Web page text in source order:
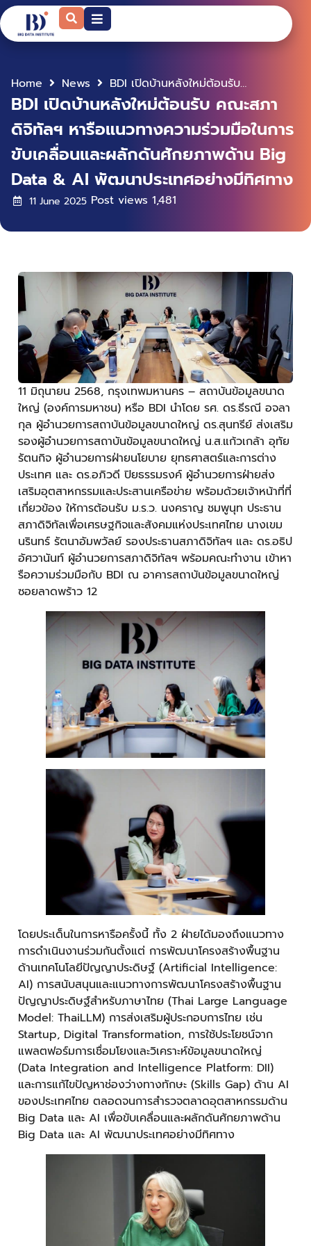
Home News BDI เปิดบ้านหลังใหม่ต้อนรับ คณะสภาดิจิทัลฯ หารือแนวทางความร่วมมือในการขับเคลื่อนและผลักดันศักยภาพด้าน Big Data & AI พัฒนาประเทศอย่างมีทิศทาง
BDI เปิดบ้านหลังใหม่ต้อนรับ คณะสภา
ดิจิทัลฯ หารือแนวทางความร่วมมือในการ
ขับเคลื่อนและผลักดันศักยภาพด้าน Big
Data & AI พัฒนาประเทศอย่างมีทิศทาง
11 June 2025 Post views 1,481
11 มิถุนายน 2568, กรุงเทพมหานคร – สถาบันข้อมูลขนาด
ใหญ่ (องค์การมหาชน) หรือ BDI นำโดย รศ. ดร.ธีรณี อจลา
กุล ผู้อำนวยการสถาบันข้อมูลขนาดใหญ่ ดร.สุนทรีย์ ส่งเสริม
รองผู้อำนวยการสถาบันข้อมูลขนาดใหญ่ น.ส.แก้วเกล้า อุทัย
รัตนกิจ ผู้อำนวยการฝ่ายนโยบาย ยุทธศาสตร์และการต่าง
ประเทศ และ ดร.อภิวดี ปิยธรรมรงค์ ผู้อำนวยการฝ่ายส่ง
เสริมอุตสาหกรรมและประสานเครือข่าย พร้อมด้วยเจ้าหน้าที่ที่
เกี่ยวข้อง ให้การต้อนรับ ม.ร.ว. นงคราญ ชมพูนุท ประธาน
สภาดิจิทัลเพื่อเศรษฐกิจและสังคมแห่งประเทศไทย นางเขม
นรินทร์ รัตนาอัมพวัลย์ รองประธานสภาดิจิทัลฯ และ ดร.อธิป
อัศวานันท์ ผู้อำนวยการสภาดิจิทัลฯ พร้อมคณะทำงาน เข้าหา
รือความร่วมมือกับ BDI ณ อาคารสถาบันข้อมูลขนาดใหญ่
ซอยลาดพร้าว 12
โดยประเด็นในการหารือครั้งนี้ ทั้ง 2 ฝ่ายได้มองถึงแนวทาง
การดำเนินงานร่วมกันตั้งแต่ การพัฒนาโครงสร้างพื้นฐาน
ด้านเทคโนโลยีปัญญาประดิษฐ์ (Artificial Intelligence:
AI) การสนับสนุนและแนวทางการพัฒนาโครงสร้างพื้นฐาน
ปัญญาประดิษฐ์สำหรับภาษาไทย (Thai Large Language
Model: ThaiLLM) การส่งเสริมผู้ประกอบการไทย เช่น
Startup, Digital Transformation, การใช้ประโยชน์จาก
แพลตฟอร์มการเชื่อมโยงและวิเคราะห์ข้อมูลขนาดใหญ่
(Data Integration and Intelligence Platform: DII)
และการแก้ไขปัญหาช่องว่างทางทักษะ (Skills Gap) ด้าน AI
ของประเทศไทย ตลอดจนการสำรวจตลาดอุตสาหกรรมด้าน
Big Data และ AI เพื่อขับเคลื่อนและผลักดันศักยภาพด้าน
Big Data และ AI พัฒนาประเทศอย่างมีทิศทาง